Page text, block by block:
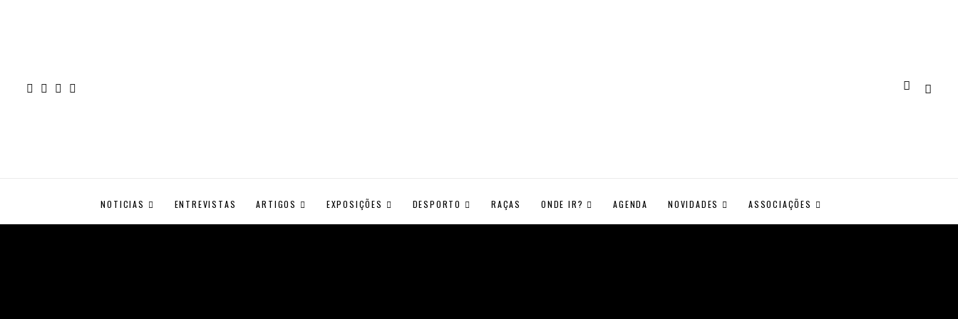
NOTICIAS ENTREVISTAS ARTIGOS EXPOSIÇÕES DESPORTO RAÇAS ONDE IR? AGENDA NOVIDADES ASSOCIAÇÕES